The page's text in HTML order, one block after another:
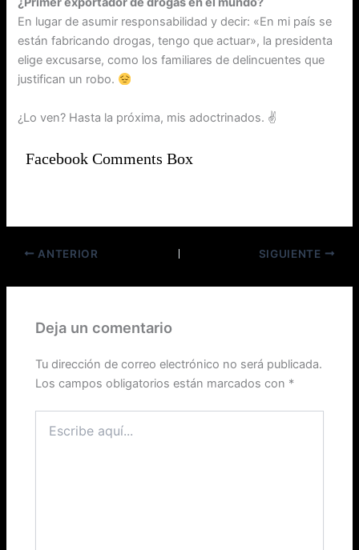
En lugar de asumir responsabilidad y decir: «En mi país se
están fabricando drogas, tengo que actuar», la presidenta
elige excusarse, como los familiares de delincuentes que
justifican un robo.
¿Lo ven? Hasta la próxima, mis adoctrinados. ✌️
Facebook Comments Box
ANTERIOR SIGUIENTE
Deja un comentario
Tu dirección de correo electrónico no será publicada.
Los campos obligatorios están marcados con *
aquí...